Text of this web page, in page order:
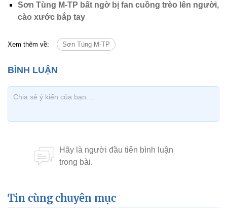
Sơn Tùng M-TP bất ngờ bị fan cuồng trèo lên người,
cào xước bắp tay
Xem thêm về: Sơn Tùng M-TP
Tin cùng chuyên mục